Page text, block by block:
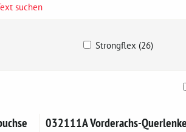
suchen
Strongflex (26)
032111A Vorderachs-